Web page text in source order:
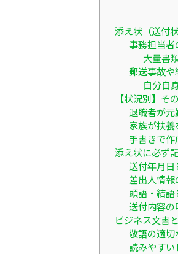
添え状（送付
事務担当者
大量書
郵送事故や
自分自
【状況別】そ
退職者が
家族が扶養
手書きで
添え状に必ず
送付年月
差出人情
頭語・結
送付内容
ビジネス文書
敬語の適
読みやす